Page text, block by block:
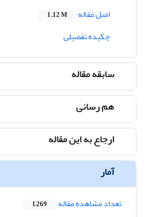
اصل مقاله
1.12 M
چکیده تفصیلی
سابقه مقاله
هم رسانی
ارجاع به این مقاله
آمار
تعداد مشاهده مقاله 1,269